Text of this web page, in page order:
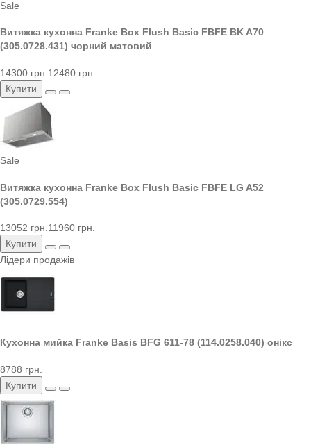
Sale
Витяжка кухонна Franke Box Flush Basic FBFE BK A70
(305.0728.431) чорний матовий
14300 грн. 12480 грн.
Купити
Sale
Витяжка кухонна Franke Box Flush Basic FBFE LG A52
(305.0729.554)
13052 грн.11960 грн.
Купити
Лідери продажів
Кухонна мийка Franke Basis BFG 611-78 (114.0258.040) онікс
8788 грн.
Купити